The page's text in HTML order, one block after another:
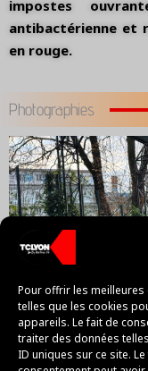
Pour offrir les
telles que les cookies
appareils. Le fait de
traiter des données
ID uniques sur ce site.
impostes
antibactérienne et
en rouge.
Photographies